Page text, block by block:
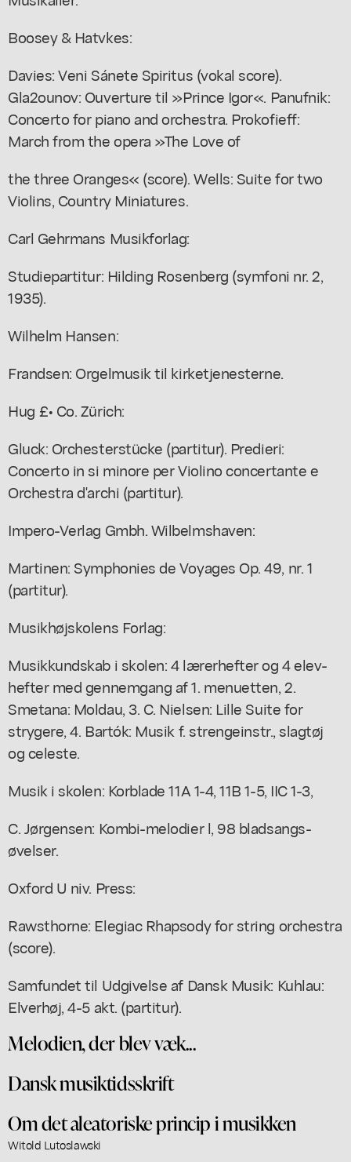
Boosey & Hatvkes:
Davies: Veni Sánete Spiritus (vokal score).
Gla2ounov: Ouverture til »Prince Igor«. Panufnik:
Concerto for piano and orchestra. Prokofieff:
March from the opera »The Love of
the three Oranges« (score). Wells: Suite for two
Violins, Country Miniatures.
Carl Gehrmans Musikforlag:
Studiepartitur: Hilding Rosenberg (symfoni nr. 2,
1935).
Wilhelm Hansen:
Frandsen: Orgelmusik til kirketjenesterne.
Hug £• Co. Zürich:
Gluck: Orchesterstücke (partitur). Predieri:
Concerto in si minore per Violino concertante e
Orchestra d'archi (partitur).
Impero-Verlag Gmbh. Wilbelmshaven:
Martinen: Symphonies de Voyages Op. 49, nr. 1
(partitur).
Musikhøjskolens Forlag:
Musikkundskab i skolen: 4 lærerhefter og 4 elev-
hefter med gennemgang af 1. menuetten, 2.
Smetana: Moldau, 3. C. Nielsen: Lille Suite for
strygere, 4. Bartók: Musik f. strengeinstr., slagtøj
og celeste.
Musik i skolen: Korblade 11A 1-4, 11B 1-5, IIC 1-3,
C. Jørgensen: Kombi-melodier l, 98 bladsangs-
øvelser.
Oxford U niv. Press:
Rawsthorne: Elegiac Rhapsody for string orchestra
(score).
Samfundet til Udgivelse af Dansk Musik: Kuhlau:
Elverhøj, 4-5 akt. (partitur).
Melodien, der blev væk...
Dansk musiktidsskrift
Om det aleatoriske princip i musikken
Witold Lutoslawski